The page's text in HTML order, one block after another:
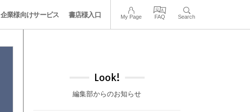
企業様向けサービス 書店様入口 My Page FAQ Search
Look!
編集部からのお知らせ